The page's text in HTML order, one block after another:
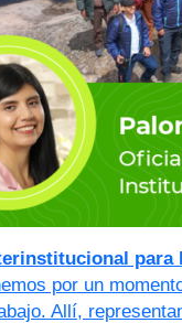
para
por un
Allí,